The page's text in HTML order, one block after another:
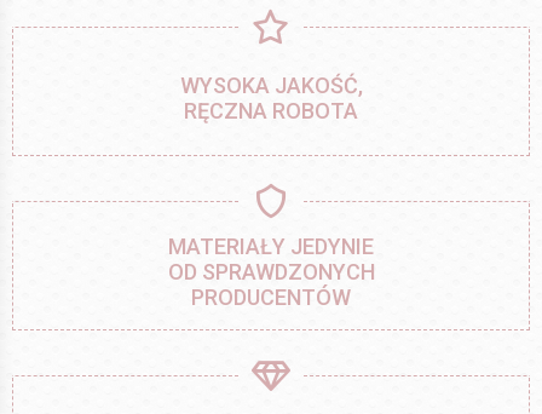
WYSOKA JAKOŚĆ,
RĘCZNA ROBOTA
MATERIAŁY JEDYNIE
OD SPRAWDZONYCH
PRODUCENTÓW